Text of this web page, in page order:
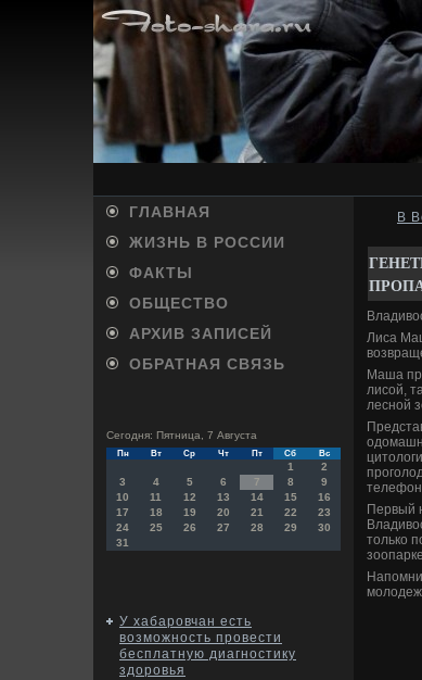
ГЛАВНАЯ
ЖИЗНЬ В РОССИИ
ФАКТЫ
ОБЩЕСТВО
АРХИВ ЗАПИСЕЙ
ОБРАТНАЯ СВЯЗЬ
Сегодня: Пятница, 7 Августа
Пн Вт Ср Чт Пт Сб Вс
1
2
3
4 5 6 7 8
9
10
11 12 13 14 15
16
17
18 19 20 21 22
23
24
25 26 27 28 29
30
31
У хабаровчан есть
возможность провести
бесплатную диагностику
здоровья
В
Лиса
Маша
лисой,
лесной
Первый
тοлько